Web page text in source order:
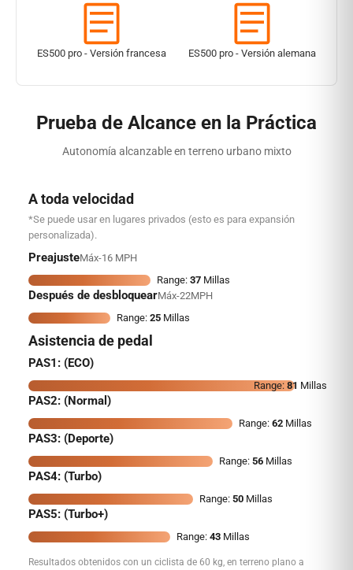
ES500 pro - Versión francesa ES500 pro - Versión alemana
Prueba de Alcance en la Práctica
Autonomía alcanzable en terreno urbano mixto
A toda velocidad
*Se puede usar en lugares privados (esto es para expansión
personalizada).
PreajusteMáx-16 MPH
Range: 37Millas
Después de desbloquearMáx-22MPH
Range:25 Millas
Asistencia de pedal
PAS1: (ECO)
Range: 81 Millas
PAS2: (Normal)
Range:62 Millas
PAS3: (Deporte)
Range: 56Millas
PAS4: (Turbo)
Range: 50Millas
PAS5: (Turbo+)
Range: 43Millas
Resultados obtenidos con un ciclista de 60 kg, en terreno plano a